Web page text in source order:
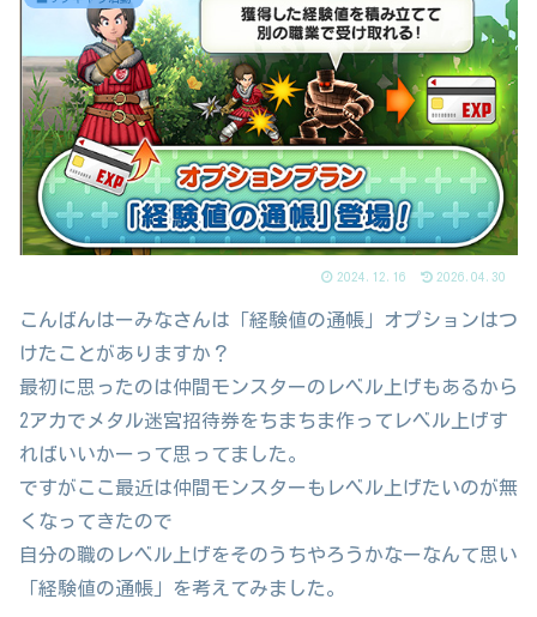
2024.12.16 2026.04.30
こんばんはーみなさんは「経験値の通帳」オプションはつ
けたことがありますか？
最初に思ったのは仲間モンスターのレベル上げもあるから
2アカでメタル迷宮招待券をちまちま作ってレベル上げす
ればいいかーって思ってました。
ですがここ最近は仲間モンスターもレベル上げたいのが無
くなってきたので
自分の職のレベル上げをそのうちやろうかなーなんて思い
「経験値の通帳」を考えてみました。